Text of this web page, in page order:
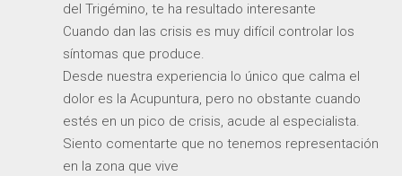
del Trigémino, te ha resultado interesante
Cuando dan las crisis es muy difícil controlar los
síntomas que produce.
Desde nuestra experiencia lo único que calma el
dolor es la Acupuntura, pero no obstante cuando
estés en un pico de crisis, acude al especialista.
Siento comentarte que no tenemos representación
en la zona que vive